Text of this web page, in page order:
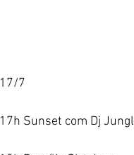
17/7
17h Sunset com Dj